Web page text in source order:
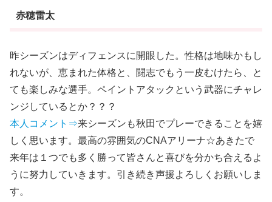
赤穂雷太
昨シーズンはディフェンスに開眼した。性格は地味かもし
れないが、恵まれた体格と、闘志でもう一皮むけたら、と
ても楽しみな選手。ペイントアタックという武器にチャレ
ンジしているとか？？？
本人コメント⇒来シーズンも秋田でプレーできることを嬉
しく思います。最高の雰囲気のCNAアリーナ︎☆あきたで
来年は１つでも多く勝って皆さんと喜びを分かち合えるよ
うに努力していきます。引き続き声援よろしくお願いしま
す。